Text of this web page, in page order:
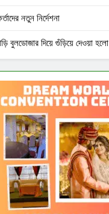
নতুন নির্দেশনা
বুলডোজার দিয়ে গুঁড়িয়ে দেওয়া হলো